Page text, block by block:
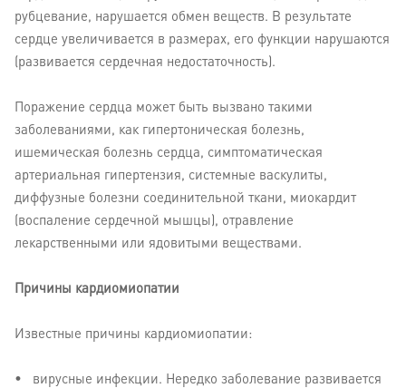
рубцевание, нарушается обмен веществ. В результате
сердце увеличивается в размерах, его функции нарушаются
(развивается сердечная недостаточность).
Поражение сердца может быть вызвано такими
заболеваниями, как гипертоническая болезнь,
ишемическая болезнь сердца, симптоматическая
артериальная гипертензия, системные васкулиты,
диффузные болезни соединительной ткани, миокардит
(воспаление сердечной мышцы), отравление
лекарственными или ядовитыми веществами.
Причины кардиомиопатии
Известные причины кардиомиопатии:
вирусные инфекции. Нередко заболевание развивается